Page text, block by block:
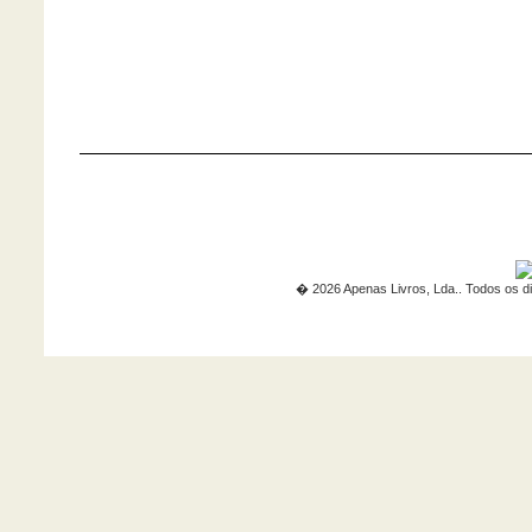
� 2026 Apenas Livros, Lda.. Todos os